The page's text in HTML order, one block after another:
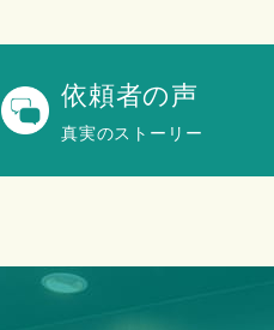
依頼者の声
真実のストーリー